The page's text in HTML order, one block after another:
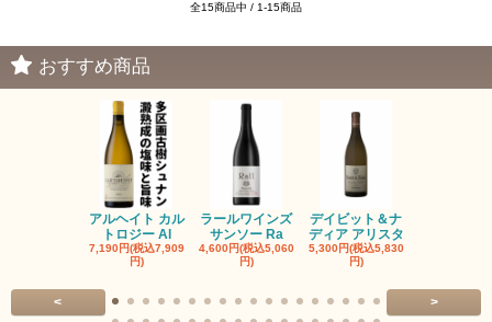
全15商品中 / 1-15商品
おすすめ商品
アルヘイト カル
トロジー Al
7,190円(税込7,909
円)
ラールワインズ
サンソー Ra
4,600円(税込5,060
円)
デイビット＆ナ
ディア アリスタ
5,300円(税込5,830
円)
< >